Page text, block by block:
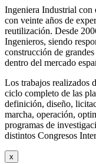
Ingeniera Industrial con
con veinte años de
reutilización. Desde
Ingenieros, siendo
construcción de
dentro del mercado
Los trabajos realizados
ciclo completo de las
definición, diseño,
marcha, operación,
programas de
distintos Congresos
x